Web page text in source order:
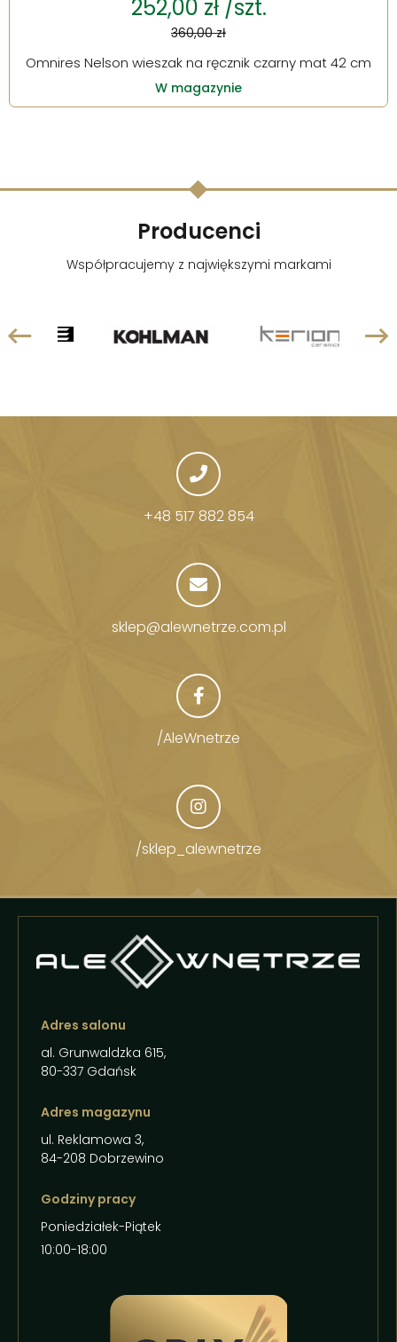
252,00 zł /szt.
360,00 zł
Omnires Nelson wieszak na ręcznik czarny mat 42 cm
W magazynie
Producenci
Współpracujemy z największymi markami
+48 517 882 854
sklep@alewnetrze.com.pl
/AleWnetrze
/sklep_alewnetrze
Adres salonu
al. Grunwaldzka 615,
80-337 Gdańsk
Adres magazynu
ul. Reklamowa 3,
84-208 Dobrzewino
Godziny pracy
Poniedziałek-Piątek
10:00-18:00